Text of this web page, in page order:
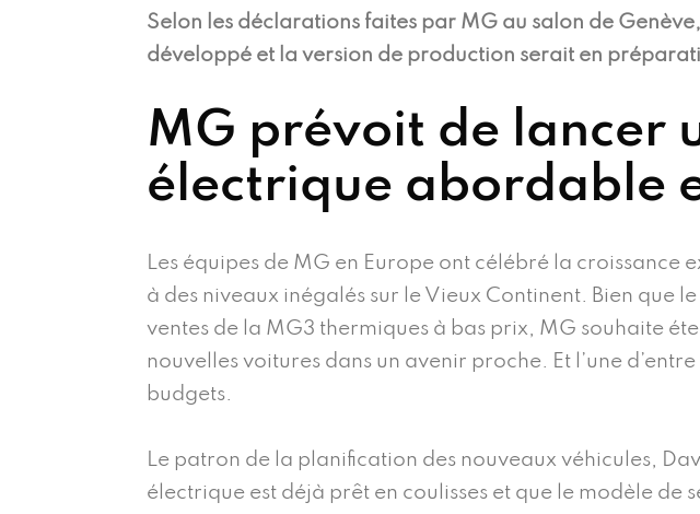
Selon les déclarations faites par MG au salon de
développé et la version de production serait en
MG prévoit de lancer
électrique abordable
Les équipes de MG en Europe ont célébré la
à des niveaux inégalés sur le Vieux Continent. Bien que
ventes de la MG3 thermiques à bas prix, MG souhaite
nouvelles voitures dans un avenir proche. Et l’une
budgets.
Le patron de la planification des nouveaux véhicules,
électrique est déjà prêt en coulisses et que le modèle